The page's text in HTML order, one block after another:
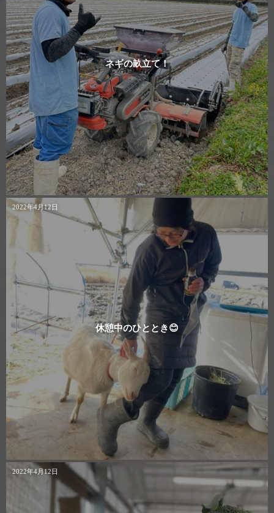
ネギの畝立て！
2022年4月12日
休憩中のひととき😊
2022年4月12日